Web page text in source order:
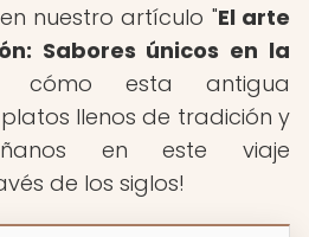
nuestro artículo "El arte
Sabores únicos en la
cómo esta antigua
llenos de tradición y
en este viaje
de los siglos!